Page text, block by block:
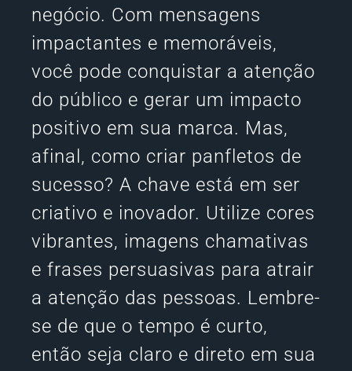
negócio. Com mensagens
impactantes e memoráveis,
você pode conquistar a atenção
do público e gerar um impacto
positivo em sua marca. Mas,
afinal, como criar panfletos de
sucesso? A chave está em ser
criativo e inovador. Utilize cores
vibrantes, imagens chamativas
e frases persuasivas para atrair
a atenção das pessoas. Lembre-
se de que o tempo é curto,
então seja claro e direto em sua